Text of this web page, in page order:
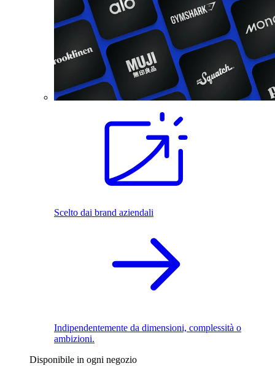
Scelto dai brand aziendali
Indipendentemente da dimensioni, complessità o
ambizioni.
Disponibile in ogni negozio